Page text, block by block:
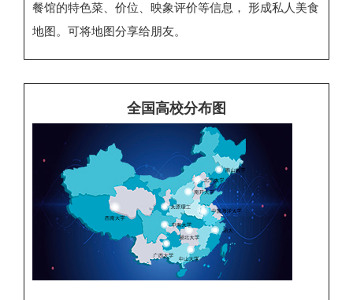
餐馆的特色菜、价位、映象评价等信息， 形成私人美食
地图。可将地图分享给朋友。
全国高校分布图